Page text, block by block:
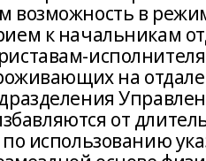
возможность в
к начальникам
на
от
использованию